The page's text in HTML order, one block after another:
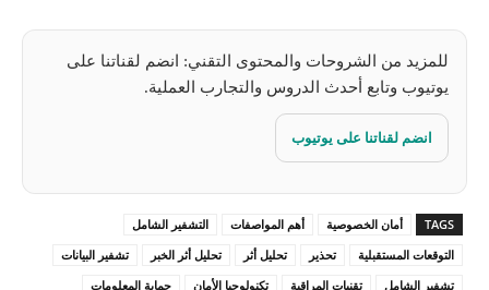
للمزيد من الشروحات والمحتوى التقني: انضم لقناتنا على
يوتيوب وتابع أحدث الدروس والتجارب العملية.
انضم لقناتنا على يوتيوب
TAGS أمان الخصوصية أهم المواصفات
التشفير الشامل
التوقعات المستقبلية
تحذير تحليل أثر تحليل أثر الخبر
تشفير البيانات
تشفير الشامل
تقنيات المراقبة تكنولوجيا الأمان
حماية المعلومات